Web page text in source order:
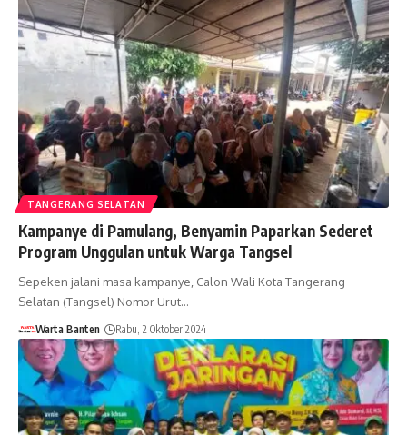
TANGERANG SELATAN
Kampanye di Pamulang, Benyamin Paparkan Sederet
Program Unggulan untuk Warga Tangsel
Sepeken jalani masa kampanye, Calon Wali Kota Tangerang
Selatan (Tangsel) Nomor Urut…
Warta Banten Rabu, 2 Oktober 2024